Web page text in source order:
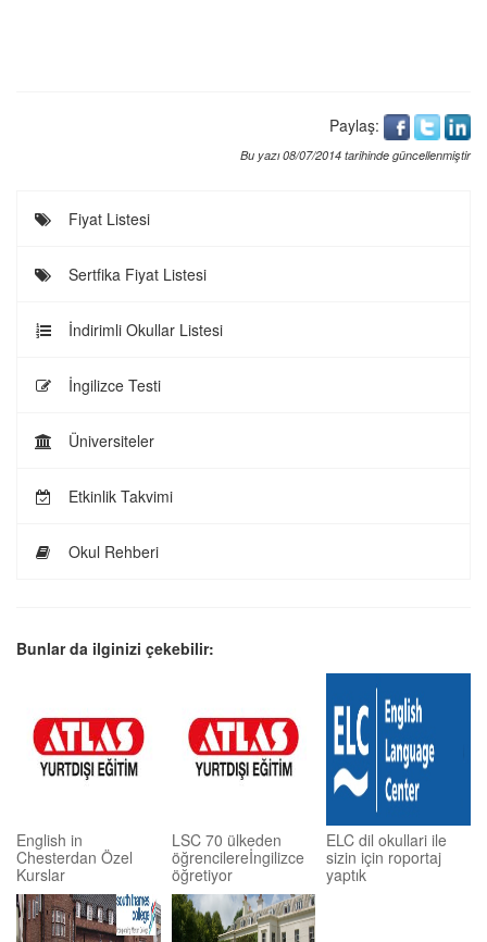
Paylaş:
Bu yazı 08/07/2014 tarihinde güncellenmiştir
Fiyat Listesi
Sertfika Fiyat Listesi
İndirimli Okullar Listesi
İngilizce Testi
Üniversiteler
Etkinlik Takvimi
Okul Rehberi
Bunlar da ilginizi çekebilir:
English in
Chesterdan Özel
Kurslar
LSC 70 ülkeden
öğrencilereİngilizce
öğretiyor
ELC dil okullari ile
sizin için roportaj
yaptık